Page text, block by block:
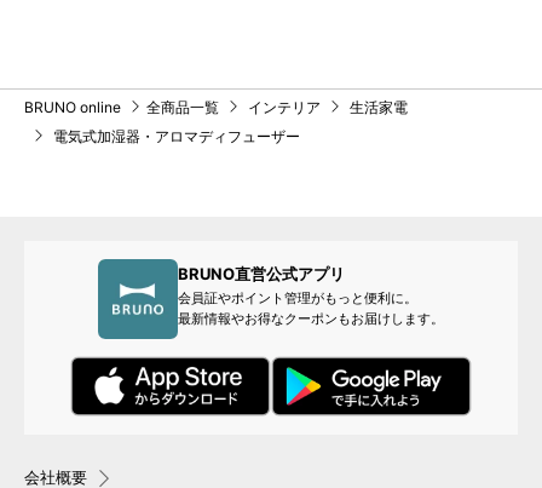
BRUNO online 全商品一覧 インテリア
生活家電
電気式加湿器・アロマディフューザー
BRUNO直営公式アプリ
会員証やポイント管理がもっと便利に。
最新情報やお得なクーポンもお届けします。
会社概要